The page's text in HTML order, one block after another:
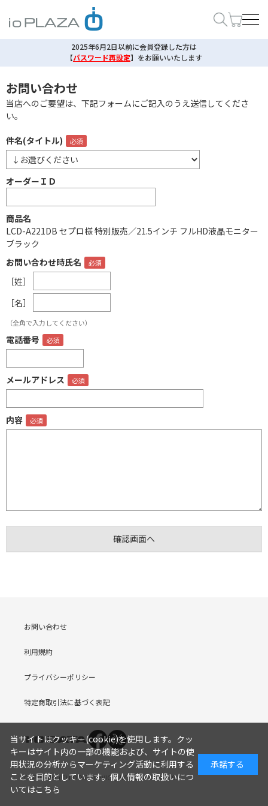
2025年6月2日以前に会員登録した方は
【パスワード再設定】 をお願いいたします
お問い合わせ
当店へのご要望は、下記フォームにご記入のうえ送信してくださ
い。
件名(タイトル)
オーダーＩＤ
商品名
LCD-A221DB セプロ様 特別販売／21.5インチ フルHD液晶モニター
ブラック
お問い合わせ時氏名
［姓］
［名］
（全角で入力してください）
電話番号
メールアドレス
内容
お問い合わせ
利用規約
プライバシーポリシー
特定商取引法に基づく表記
COPYRIGHT (C) I-O DATA DEVICE, INC. Since 2005.9.19
当サイトはクッキー(cookie)を使用します。クッ
キーはサイト内の一部の機能および、サイトの使
用状況の分析からマーケティング活動に利用する
ことを目的としています。個人情報の取扱いにつ
いてはこちら
承諾する